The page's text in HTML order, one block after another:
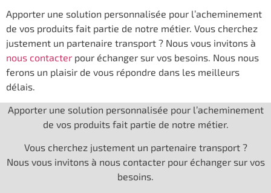
Apporter une solution personnalisée pour l’acheminement
de vos produits fait partie de notre métier. Vous cherchez
justement un partenaire transport ? Nous vous invitons à
nous contacter pour échanger sur vos besoins. Nous nous
ferons un plaisir de vous répondre dans les meilleurs
délais.
Apporter une solution personnalisée pour l’acheminement
de vos produits fait partie de notre métier.
Vous cherchez justement un partenaire transport ?
Nous vous invitons à nous contacter pour échanger sur vos
besoins.